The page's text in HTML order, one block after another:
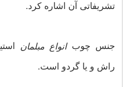
تشریفاتی آن اشاره کرد.
جنس چوبانواع مبلمان
راش و یا گردو است.